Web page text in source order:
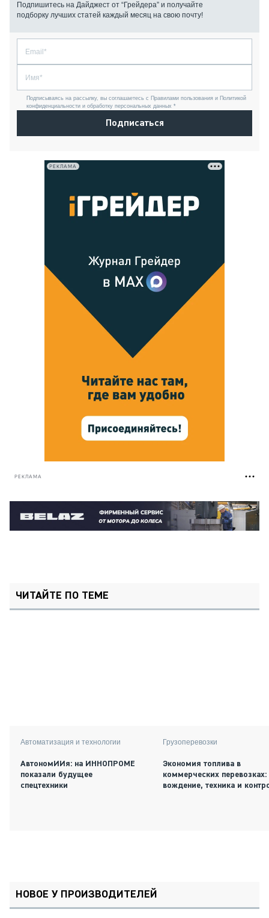
Подпишитесь на Дайджест от “Грейдера” и получайте
подборку лучших статей каждый месяц на свою почту!
Подписываясь на рассылку, вы соглашаетесь с Правилами пользования и Политикой
конфиденциальности и обработку персональных данных *
Подписаться
РЕКЛАМА
РЕКЛАМА
ЧИТАЙТЕ ПО ТЕМЕ
Автоматизация и технологии
АвтономИИя: на ИННОПРОМЕ
показали будущее
спецтехники
Грузоперевозки
Экономия топлива в
коммерческих перевозках:
вождение, техника и
НОВОЕ У ПРОИЗВОДИТЕЛЕЙ